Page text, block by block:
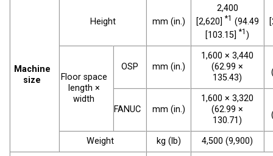
Machine
size
Height mm (in.)
2,400
[2,620] *1 (94.49
[103.15] *1 )
Floor space
length ×
width
OSP mm (in.)
1,600 × 3,440
(62.99 ×
135.43)
FANUC mm (in.)
1,600 × 3,320
(62.99 ×
130.71)
Weight kg (lb) 4,500 (9,900)